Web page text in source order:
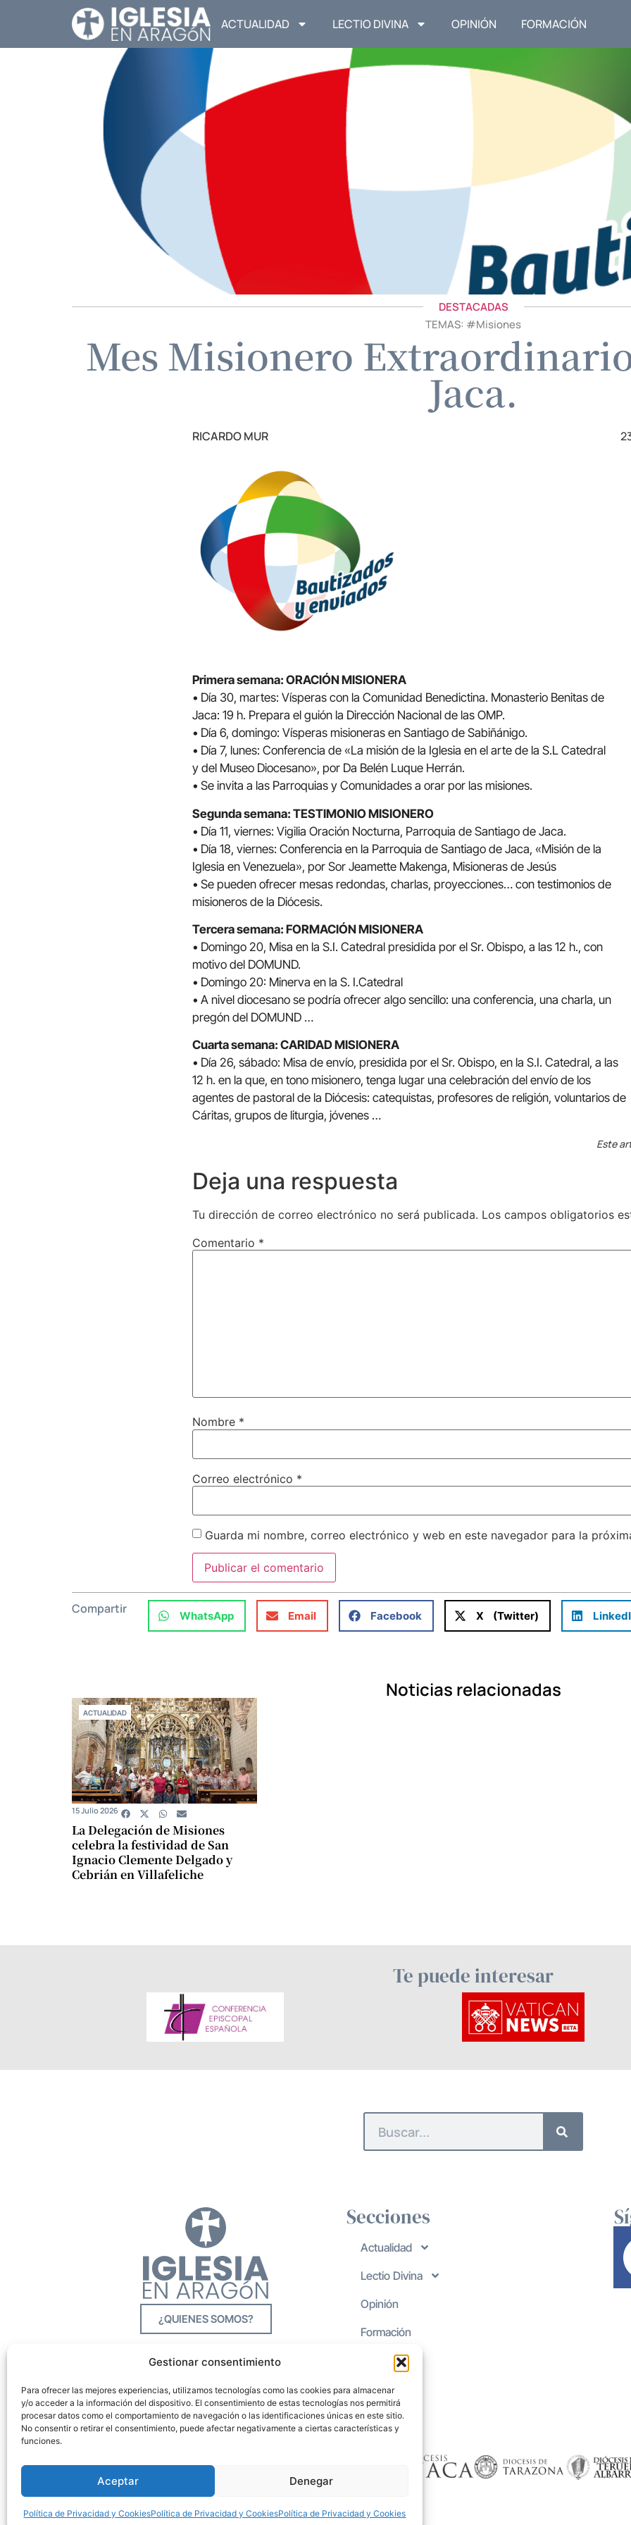
Gestionar consentimiento
Para ofrecer las mejores experiencias, utilizamos tecnologías como las cookies para almacenar
y/o acceder a la información del dispositivo. El consentimiento de estas tecnologías nos permitirá
procesar datos como el comportamiento de navegación o las identificaciones únicas en este sitio.
No consentir o retirar el consentimiento, puede afectar negativamente a ciertas características y
funciones.
Aceptar Denegar
Política de Privacidad y CookiesPolítica de Privacidad y CookiesPolítica de Privacidad y Cookies
ACTUALIDAD LECTIO DIVINA OPINIÓN FORMACIÓN
DESTACADAS
TEMAS: #Misiones
Mes Misionero
Jaca.
RICARDO MUR
Primera semana: ORACIÓN MISIONERA
• Día 30, martes: Vísperas con la Comunidad Benedictina. Monasterio Benitas de
Jaca: 19 h. Prepara el guión la Dirección Nacional de las OMP.
• Día 6, domingo: Vísperas misioneras en Santiago de Sabiñánigo.
• Día 7, lunes: Conferencia de «La misión de la Iglesia en el arte de la S.L Catedral
y del Museo Diocesano», por Da Belén Luque Herrán.
• Se invita a las Parroquias y Comunidades a orar por las misiones.
Segunda semana: TESTIMONIO MISIONERO
• Día 11, viernes: Vigilia Oración Nocturna, Parroquia de Santiago de Jaca.
• Día 18, viernes: Conferencia en la Parroquia de Santiago de Jaca, «Misión de la
Iglesia en Venezuela», por Sor Jeamette Makenga, Misioneras de Jesús
• Se pueden ofrecer mesas redondas, charlas, proyecciones… con testimonios de
misioneros de la Diócesis.
Tercera semana: FORMACIÓN MISIONERA
• Domingo 20, Misa en la S.I. Catedral presidida por el Sr. Obispo, a las 12 h., con
motivo del DOMUND.
• Domingo 20: Minerva en la S. I.Catedral
• A nivel diocesano se podría ofrecer algo sencillo: una conferencia, una charla, un
pregón del DOMUND …
Cuarta semana: CARIDAD MISIONERA
• Día 26, sábado: Misa de envío, presidida por el Sr. Obispo, en la S.I. Catedral, a las
12 h. en la que, en tono misionero, tenga lugar una celebración del envío de los
agentes de pastoral de la Diócesis: catequistas, profesores de religión, voluntarios de
Cáritas, grupos de liturgia, jóvenes …
Este
Deja una respuesta
Tu dirección de correo electrónico no será publicada. Los campos obligatorios
Comentario *
Nombre *
Correo electrónico *
Guarda mi nombre, correo electrónico y web en este navegador para la
Compartir WhatsApp Email Facebook X (Twitter)
Noticias relacionadas
ACTUALIDAD
La Delegación de Misiones
celebra la festividad de San
Ignacio Clemente Delgado y
Cebrián en Villafeliche
15 Julio 2026
Te puede interesar
¿QUIENES SOMOS?
Secciones
Actualidad
Lectio Divina
Opinión
Formación